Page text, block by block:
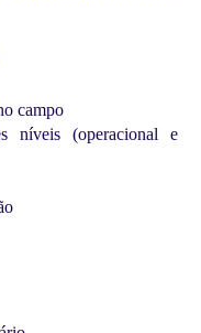
campo
níveis (operacional e